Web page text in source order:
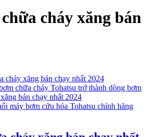
cháy xăng bán
cháy xăng bán chạy nhất 2024
chữa cháy Tohatsu trở thành dòng bơm
bán chạy nhất 2024
máy bơm cứu hỏa Tohatsu chính hãng